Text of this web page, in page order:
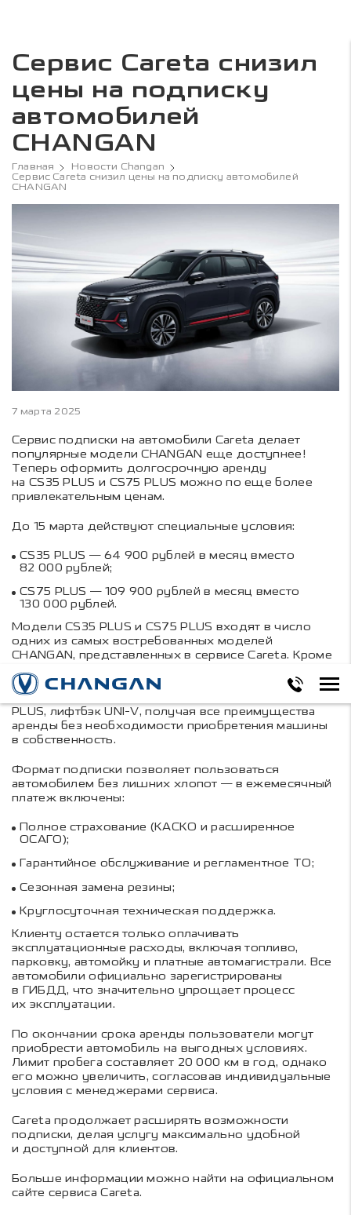
Сервис Careta снизил
цены на подписку
автомобилей
CHANGAN
Главная
Новости Changan
Сервис Careta снизил цены на подписку автомобилей
CHANGAN
7 марта 2025
Сервис подписки на автомобили Careta делает
популярные модели CHANGAN еще доступнее!
Теперь оформить долгосрочную аренду
на CS35 PLUS и CS75 PLUS можно по еще более
привлекательным ценам.
До 15 марта действуют специальные условия:
CS35 PLUS — 64 900 рублей в месяц вместо
82 000 рублей;
CS75 PLUS — 109 900 рублей в месяц вместо
130 000 рублей.
Модели CS35 PLUS и CS75 PLUS входят в число
одних из самых востребованных моделей
CHANGAN, представленных в сервисе Careta. Кроме
на такие модели CHANGAN, как кроссоверы UNI-S,
(CS55 PLUS), UNI-T, UNI-K, седаны Lamore и EADO
PLUS, лифтбэк UNI-V, получая все преимущества
аренды без необходимости приобретения машины
в собственность.
Формат подписки позволяет пользоваться
автомобилем без лишних хлопот — в ежемесячный
платеж включены:
Полное страхование (КАСКО и расширенное
ОСАГО);
Гарантийное обслуживание и регламентное ТО;
Сезонная замена резины;
Круглосуточная техническая поддержка.
Клиенту остается только оплачивать
эксплуатационные расходы, включая топливо,
парковку, автомойку и платные автомагистрали. Все
автомобили официально зарегистрированы
в ГИБДД, что значительно упрощает процесс
их эксплуатации.
По окончании срока аренды пользователи могут
приобрести автомобиль на выгодных условиях.
Лимит пробега составляет 20 000 км в год, однако
его можно увеличить, согласовав индивидуальные
условия с менеджерами сервиса.
Careta продолжает расширять возможности
подписки, делая услугу максимально удобной
и доступной для клиентов.
Больше информации можно найти на официальном
сайте сервиса Careta.